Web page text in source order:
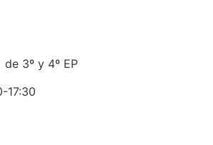
3º y 4º EP
17:30